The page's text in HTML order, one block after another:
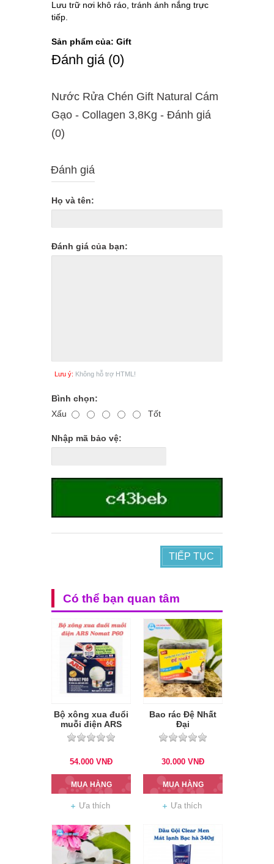
Lưu trữ nơi khô ráo, tránh ánh nắng trực
tiếp.
Sản phẩm của: Gift
Ðánh giá (0)
Nước Rửa Chén Gift Natural Cám
Gạo - Collagen 3,8Kg - Ðánh giá
(0)
Đánh giá
Họ và tên:
Đánh giá của bạn:
Lưu ý: Không hỗ trợ HTML!
Bình chọn:
Xấu
Tốt
Nhập mã bảo vệ:
TIẾP TỤC
Có thể bạn quan tâm
Bộ xông xua đuổi
muỗi điện ARS
Nomat P60
54.000 VNĐ
MUA HÀNG
Ưa thích
Bao rác Đệ Nhất
Đại
30.000 VNĐ
MUA HÀNG
Ưa thích